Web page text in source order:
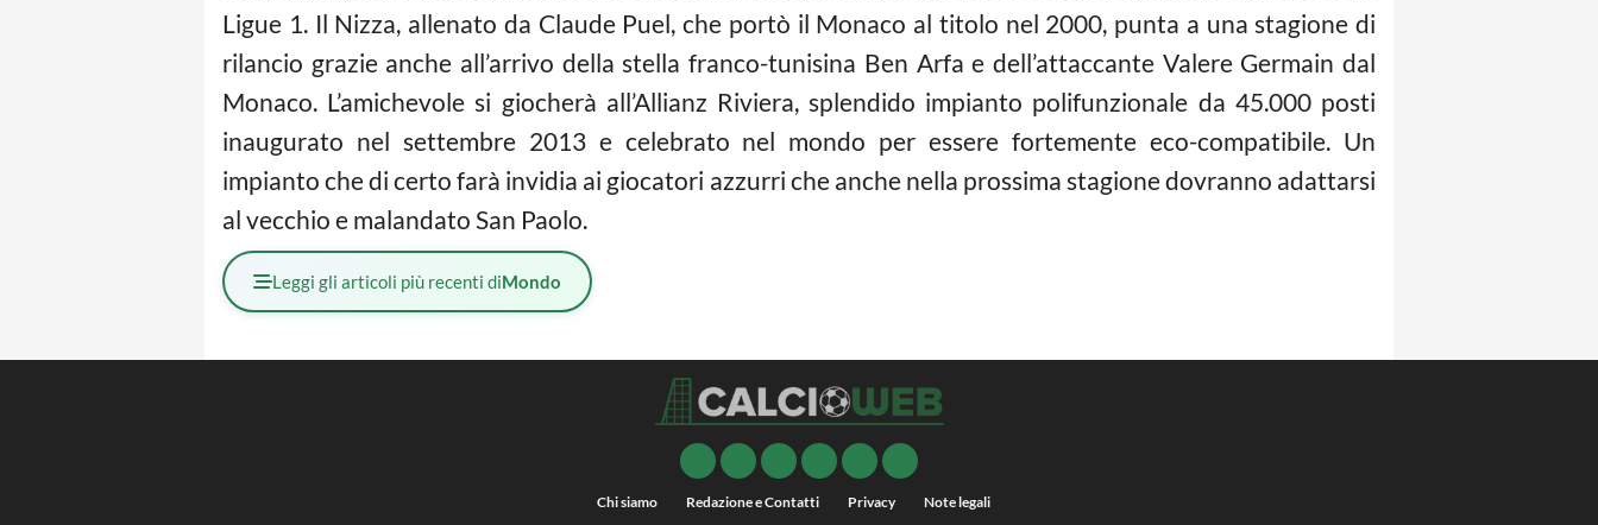
Ligue 1. Il Nizza, allenato da Claude Puel, che portò il Monaco al titolo nel 2000, punta a una stagione di
rilancio grazie anche all’arrivo della stella franco-tunisina Ben Arfa e dell’attaccante Valere Germain dal
Monaco. L’amichevole si giocherà all’Allianz Riviera, splendido impianto polifunzionale da 45.000 posti
inaugurato nel settembre 2013 e celebrato nel mondo per essere fortemente eco-compatibile. Un
impianto che di certo farà invidia ai giocatori azzurri che anche nella prossima stagione dovranno adattarsi
al vecchio e malandato San Paolo.
Leggi gli articoli più recenti diMondo
Chi siamo Redazione e Contatti Privacy Note legali